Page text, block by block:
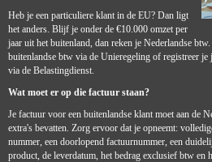
Heb je een particuliere klant in de EU? Dan ligt
het anders. Blijf je onder de €10.000 omzet per
jaar uit het buitenland, dan reken je Nederlandse
buitenlandse btw via de Unieregeling of registreer je
via de Belastingdienst.
Wat moet er op die factuur staan?
Je factuur voor een buitenlandse klant moet aan de
extra's bevatten. Zorg ervoor dat je opneemt:
nummer, een doorlopend factuurnummer, een
product, de leverdatum, het bedrag exclusief btw